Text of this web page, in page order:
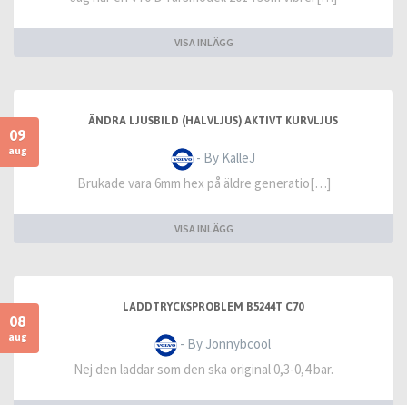
VISA INLÄGG
09
aug
ÄNDRA LJUSBILD (HALVLJUS) AKTIVT KURVLJUS
- By KalleJ
Brukade vara 6mm hex på äldre generatio[…]
VISA INLÄGG
08
aug
LADDTRYCKSPROBLEM B5244T C70
- By Jonnybcool
Nej den laddar som den ska original 0,3-0,4 bar.